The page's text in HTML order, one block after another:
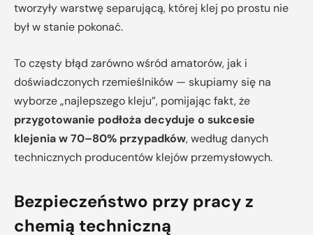
tworzyły warstwę separującą, której klej po prostu nie
był w stanie pokonać.
To częsty błąd zarówno wśród amatorów, jak i
doświadczonych rzemieślników — skupiamy się na
wyborze „najlepszego kleju”, pomijając fakt, że
przygotowanie podłoża decyduje o sukcesie
klejenia w 70–80% przypadków, według danych
technicznych producentów klejów przemysłowych.
Bezpieczeństwo przy pracy z
chemią techniczną